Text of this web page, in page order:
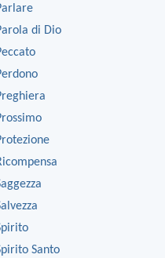
di Dio
Santo